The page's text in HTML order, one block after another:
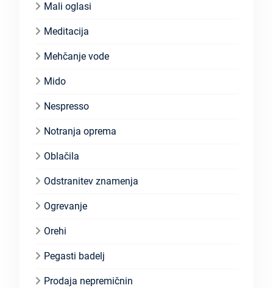
Mali oglasi
Meditacija
Mehčanje vode
Mido
Nespresso
Notranja oprema
Oblačila
Odstranitev znamenja
Ogrevanje
Orehi
Pegasti badelj
Prodaja nepremičnin